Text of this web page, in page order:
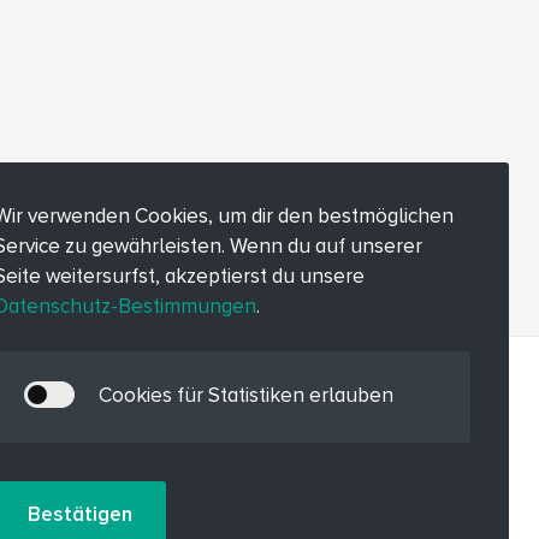
verwenden Cookies, um dir den bestmöglichen
zu gewährleisten. Wenn du auf unserer
weitersurfst, akzeptierst du unsere
Bestimmungen.
Cookies für Statistiken erlauben
Bestätigen